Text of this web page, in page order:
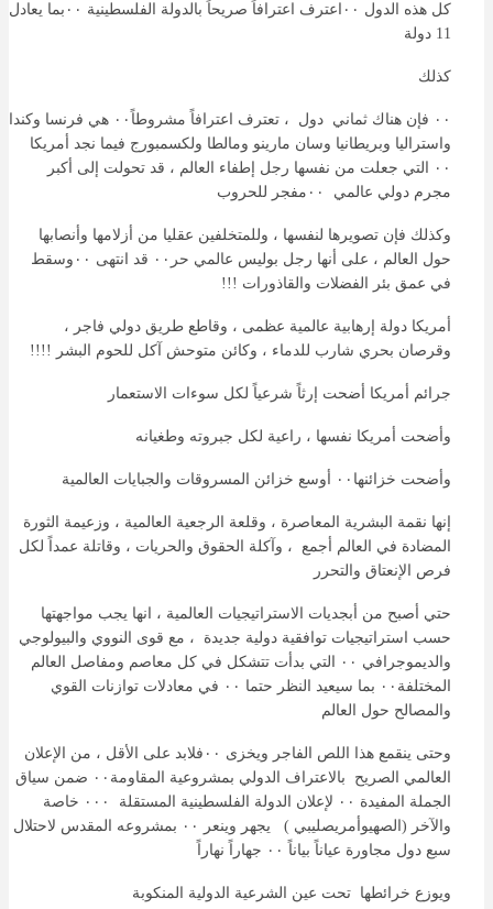
كل هذه الدول ٠٠اعترف اعترافاً صريحاً بالدولة الفلسطينية ٠٠بما يعادل
11 دولة
كذلك
٠٠ فإن هناك ثماني دول ، تعترف اعترافاً مشروطاً٠٠ هي فرنسا وكندا
واستراليا وبريطانيا وسان مارينو ومالطا ولكسمبورج فيما نجد أمريكا
٠٠ التي جعلت من نفسها رجل إطفاء العالم ، قد تحولت إلى أكبر
مجرم دولي عالمي ٠٠مفجر للحروب
وكذلك فإن تصويرها لنفسها ، وللمتخلفين عقليا من أزلامها وأنصابها
حول العالم ، على أنها رجل بوليس عالمي حر٠٠ قد انتهى ٠٠وسقط
في عمق بئر الفضلات والقاذورات !!!
أمريكا دولة إرهابية عالمية عظمى ، وقاطع طريق دولي فاجر ،
وقرصان بحري شارب للدماء ، وكائن متوحش آكل للحوم البشر !!!!
جرائم أمريكا أضحت إرثاً شرعياً لكل سوءات الاستعمار
وأضحت أمريكا نفسها ، راعية لكل جبروته وطغيانه
وأضحت خزائنها٠٠ أوسع خزائن المسروقات والجبايات العالمية
إنها نقمة البشرية المعاصرة ، وقلعة الرجعية العالمية ، وزعيمة الثورة
المضادة في العالم أجمع ، وآكلة الحقوق والحريات ، وقاتلة عمداً لكل
فرص الإنعتاق والتحرر
حتي أصبح من أبجديات الاستراتيجيات العالمية ، انها يجب مواجهتها
حسب استراتيجيات توافقية دولية جديدة ، مع قوى النووي والبيولوجي
والديموجرافي ٠٠ التي بدأت تتشكل في كل معاصم ومفاصل العالم
المختلفة٠٠ بما سيعيد النظر حتما ٠٠ في معادلات توازنات القوي
والمصالح حول العالم
وحتى ينقمع هذا اللص الفاجر ويخزى ٠٠فلابد على الأقل ، من الإعلان
العالمي الصريح بالاعتراف الدولي بمشروعية المقاومة٠٠ ضمن سياق
الجملة المفيدة ٠٠ لإعلان الدولة الفلسطينية المستقلة ٠٠٠ خاصة
والآخر (الصهيوأمريصليبي ) يجهر وينعر ٠٠ بمشروعه المقدس لاحتلال
سبع دول مجاورة عياناً بياناً ٠٠ جهاراً نهاراً
ويوزع خرائطها تحت عين الشرعية الدولية المنكوبة